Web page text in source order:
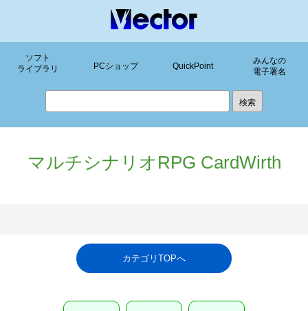
ソフト
ライブラリ
PCショップ QuickPoint
みんなの
電子署名
マルチシナリオRPG CardWirth
カテゴリTOPへ